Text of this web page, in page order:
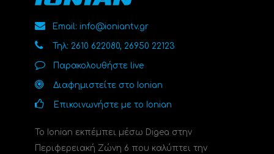
Email: info@ioniantv.gr
Τηλ: 2610 622080, 26950 22123
Παρακολουθήστε live
Διαφημιστείτε στο Ionian
Επικοινωνήστε με το Ionian
Το Ionian εκπέμπει μέσω Digea στην
Περιφερειακή Ζώνη 6 που καλύπτει την